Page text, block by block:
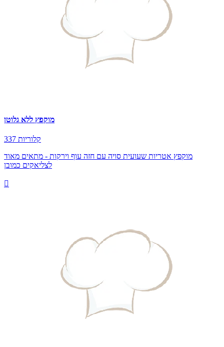
מוקפץ ללא גלוטן
337 קלוריות
מוקפץ אטריות שעועית סויה עם חזה עוף וירקות - מתאים מאוד
לצליאקים כמובן
